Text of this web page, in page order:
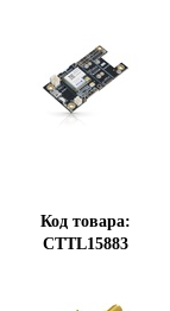
Код товара:
CTTL15883